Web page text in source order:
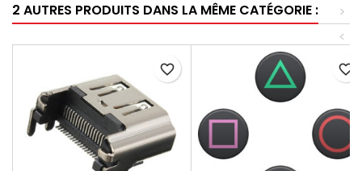
2 AUTRES PRODUITS DANS LA MÊME CATÉGORIE :
>
<
favorite_border favorite_border